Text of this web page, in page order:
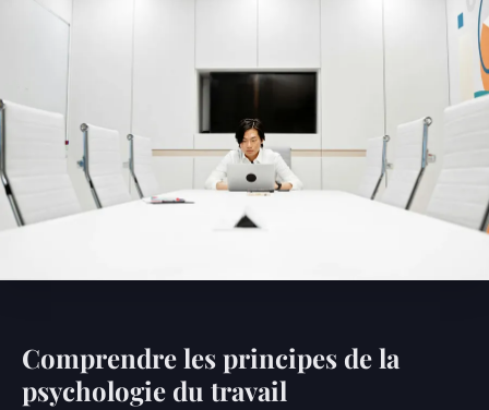
Comprendre les principes de la
psychologie du travail